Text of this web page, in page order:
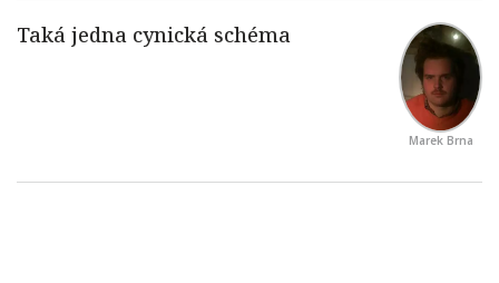
Marek Brna